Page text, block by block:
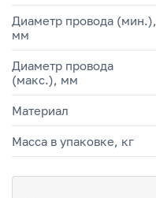
Диаметр провода (мин.),
мм
Диаметр провода
(макс.), мм
Материал
Масса в упаковке, кг